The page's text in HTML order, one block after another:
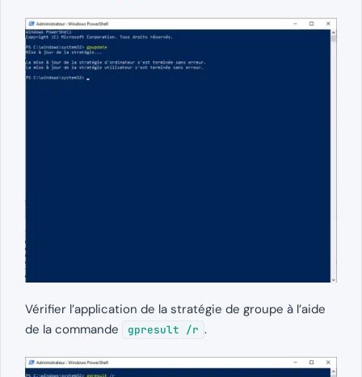
Vérifier l’application de la stratégie de groupe à l’aide
de la commande
gpresult /r .